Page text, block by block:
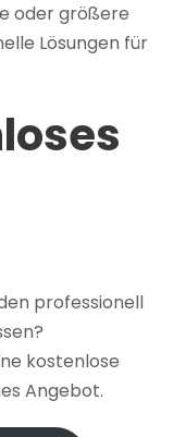
oder größere
Lösungen für
professionell
kostenlose
Angebot.